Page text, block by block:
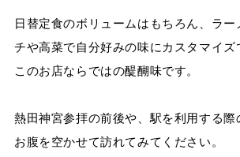
日替定食のボリュームはもちろん、ラー
チや高菜で自分好みの味にカスタマイズ
このお店ならではの醍醐味です。
熱田神宮参拝の前後や、駅を利用する際
お腹を空かせて訪れてみてください。